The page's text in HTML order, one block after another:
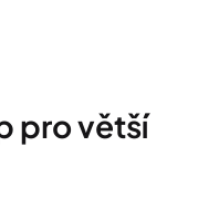
pro větší